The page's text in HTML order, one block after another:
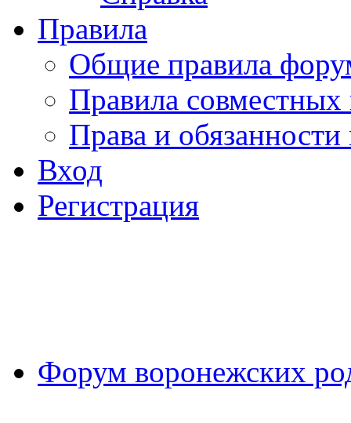
Правила
Общие правила
Правила совместных
Права и
Вход
Регистрация
Форум воронежских